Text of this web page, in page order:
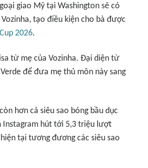
giao Mỹ tại Washington sẽ có
tạo điều kiện cho bà được
2026.
từ mẹ của Vozinha. Đại diện từ
để đưa mẹ thủ môn này sang
hơn cả siêu sao bóng bầu dục
Instagram hút tới 5,3 triệu lượt
tại tương đương các siêu sao